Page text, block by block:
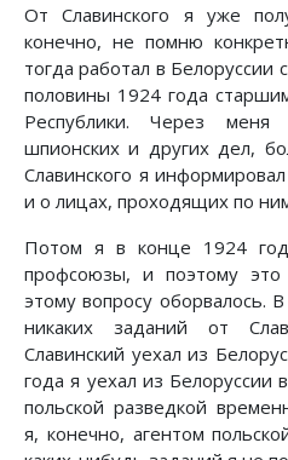
От Славинского я уже
конечно, не помню
тогда работал в
половины 1924 года
Республики. Через
шпионских и других дел,
Славинского я
и о лицах, проходящих по
Потом я в конце 1924
профсоюзы, и поэтому это
этому вопросу оборвалось.
никаких заданий от
Славинский уехал из
года я уехал из Белоруссии
польской разведкой
я, конечно, агентом